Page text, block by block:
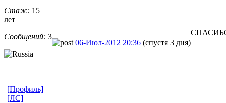
Стаж: 15
лет
Сообщений: 3
06-Июл-2012 20:36 (спустя 3 дня)
[Профиль]
[ЛС]